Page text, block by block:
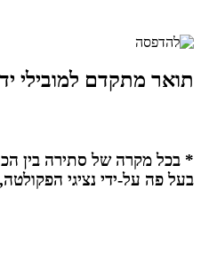
תואר מתקדם למובילי
* בכל מקרה של סתירה בין
בעל פה על-ידי נציגי